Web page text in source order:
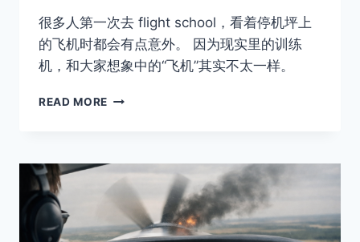
很多人第一次去 flight school，看着停机坪上
的飞机时都会有点意外。 因为现实里的训练
机，和大家想象中的“飞机”其实不太一样。
READ MORE
常
见
机